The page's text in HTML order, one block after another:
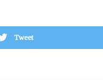
Tweet